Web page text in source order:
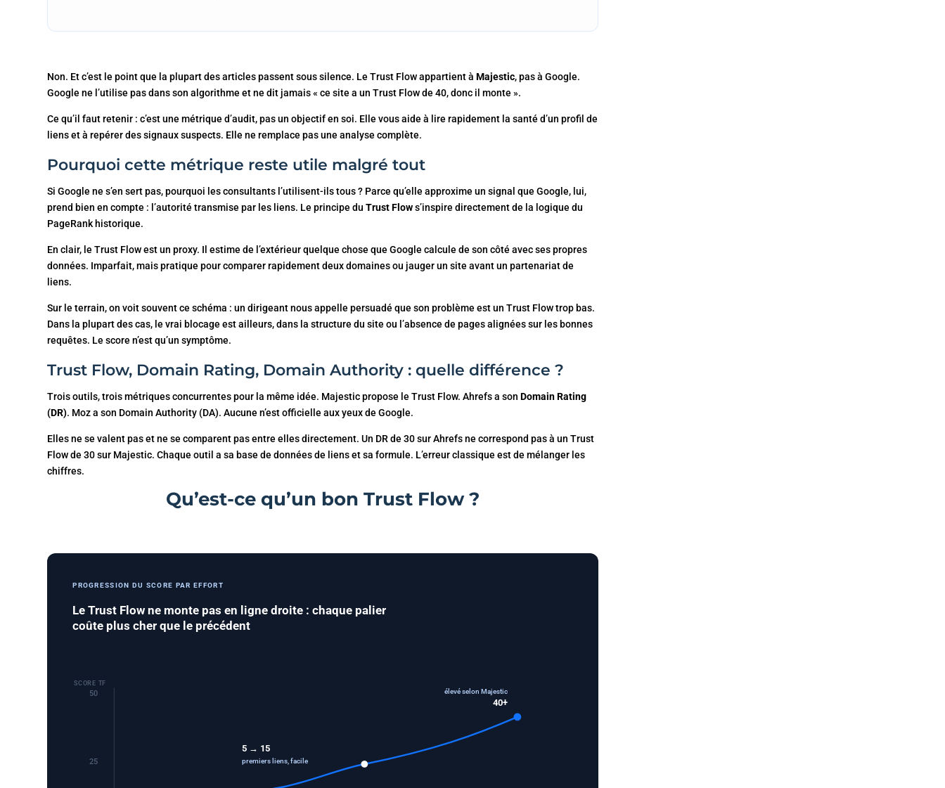
Non. Et c’est le point que la plupart des articles passent sous silence. Le Trust Flow appartient àMajestic, pas à Google.
Google ne l’utilise pas dans son algorithme et ne dit jamais « ce site a un Trust Flow de 40, donc il monte ».
Ce qu’il faut retenir : c’est une métrique d’audit, pas un objectif en soi. Elle vous aide à lire rapidement la santé d’un profil de
liens et à repérer des signaux suspects. Elle ne remplace pas une analyse complète.
Pourquoi cette métrique reste utile malgré tout
Si Google ne s’en sert pas, pourquoi les consultants l’utilisent-ils tous ? Parce qu’elle approxime un signal que Google, lui,
prend bien en compte : l’autorité transmise par les liens. Le principe duTrust Flows’inspire directement de la logique du
PageRank historique.
En clair, le Trust Flow est un proxy. Il estime de l’extérieur quelque chose que Google calcule de son côté avec ses propres
données. Imparfait, mais pratique pour comparer rapidement deux domaines ou jauger un site avant un partenariat de
liens.
Sur le terrain, on voit souvent ce schéma : un dirigeant nous appelle persuadé que son problème est un Trust Flow trop bas.
Dans la plupart des cas, le vrai blocage est ailleurs, dans la structure du site ou l’absence de pages alignées sur les bonnes
requêtes. Le score n’est qu’un symptôme.
Trust Flow, Domain Rating, Domain Authority : quelle différence ?
Trois outils, trois métriques concurrentes pour la même idée. Majestic propose le Trust Flow. Ahrefs a sonDomain Rating
(DR). Moz a son Domain Authority (DA). Aucune n’est officielle aux yeux de Google.
Elles ne se valent pas et ne se comparent pas entre elles directement. Un DR de 30 sur Ahrefs ne correspond pas à un Trust
Flow de 30 sur Majestic. Chaque outil a sa base de données de liens et sa formule. L’erreur classique est de mélanger les
chiffres.
Qu’est-ce qu’un bon Trust Flow ?
PROGRESSION DU SCORE PAR EFFORT
Le Trust Flow ne monte pas en ligne droite : chaque palier
coûte plus cher que le précédent
25
50
SCORE TF
5 → 15
premiers liens, facile
40+
élevé selon Majestic